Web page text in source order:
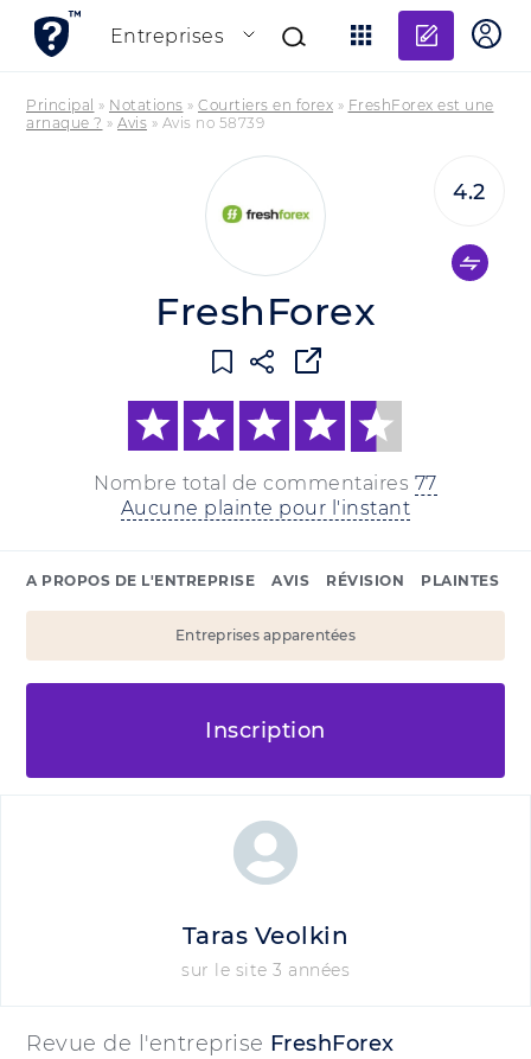
Entreprises
Principal » Notations » Courtiers en forex » FreshForex est une
arnaque ? » Avis » Avis no 58739
FreshForex
Nombre total de commentaires 77
Aucune plainte pour l'instant
4.2
A PROPOS DE L'ENTREPRISE AVIS RÉVISION PLAINTES
Entreprises apparentées
Inscription
Revue de l'entreprise FreshForex
Taras Veolkin
sur le site 3 années